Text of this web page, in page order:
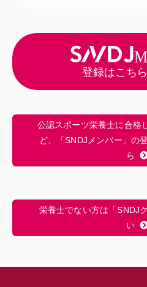
公認スポーツ栄養士に合格
ど、「SNDJメンバー」の
ら
栄養士でない方は「SNDJ
い